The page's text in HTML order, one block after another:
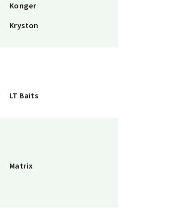
Konger
Kryston
LT Baits
Matrix